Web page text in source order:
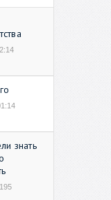
знать